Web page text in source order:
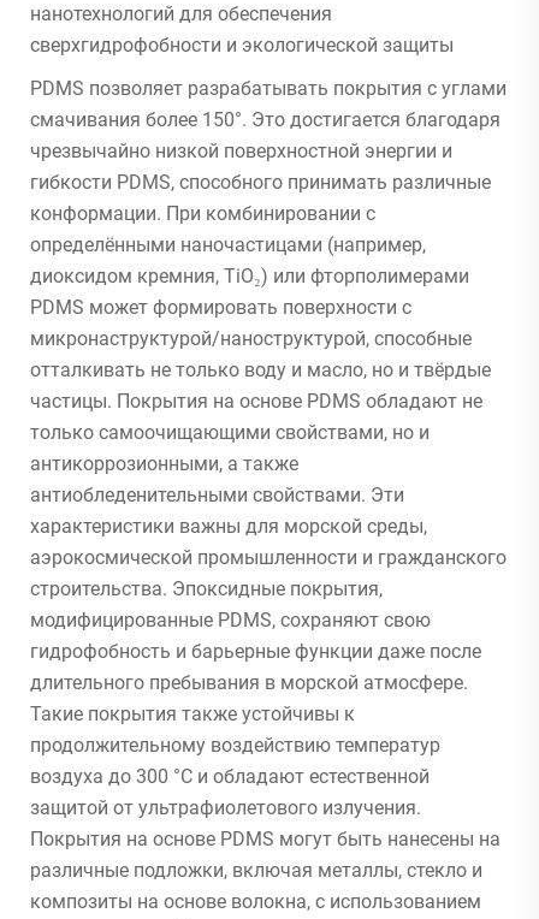
нанотехнологий для обеспечения
сверхгидрофобности и экологической защиты
PDMS позволяет разрабатывать покрытия с углами
смачивания более 150°. Это достигается благодаря
чрезвычайно низкой поверхностной энергии и
гибкости PDMS, способного принимать различные
конформации. При комбинировании с
определёнными наночастицами (например,
диоксидом кремния, TiO₂) или фторполимерами
PDMS может формировать поверхности с
микронаструктурой/наноструктурой, способные
отталкивать не только воду и масло, но и твёрдые
частицы. Покрытия на основе PDMS обладают не
только самоочищающими свойствами, но и
антикоррозионными, а также
антиобледенительными свойствами. Эти
характеристики важны для морской среды,
аэрокосмической промышленности и гражданского
строительства. Эпоксидные покрытия,
модифицированные PDMS, сохраняют свою
гидрофобность и барьерные функции даже после
длительного пребывания в морской атмосфере.
Такие покрытия также устойчивы к
продолжительному воздействию температур
воздуха до 300 °C и обладают естественной
защитой от ультрафиолетового излучения.
Покрытия на основе PDMS могут быть нанесены на
различные подложки, включая металлы, стекло и
композиты на основе волокна, с использованием